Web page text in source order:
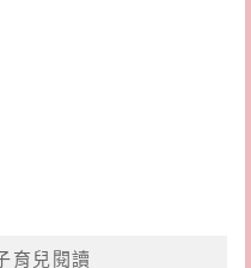
育兒閱讀